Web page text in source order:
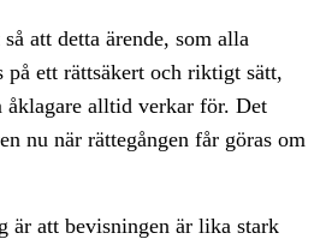
att detta ärende, som alla
på ett rättsäkert och riktigt sätt,
alltid verkar för. Det
nu när rättegången får göras om
är att bevisningen är lika stark